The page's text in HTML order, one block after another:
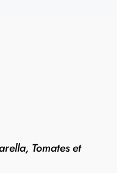
Tomates et